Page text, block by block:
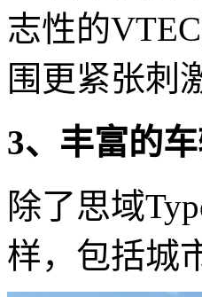
志性的
围更紧张刺
3、丰富的车
除了思域
样，包括城